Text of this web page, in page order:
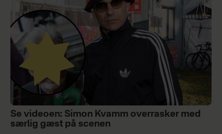
Se videoen: Simon Kvamm overrasker med
særlig gæst på scenen